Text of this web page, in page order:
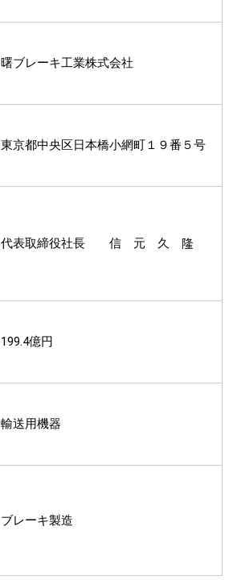
曙ブレーキ工業株式会社
東京都中央区日本橋小網町１９番５号
代表取締役社長 信 元 久 隆
199.4億円
輸送用機器
ブレーキ製造